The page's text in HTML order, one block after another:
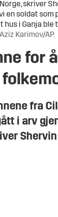
skriver
en soldat som
hus i Ganja ble
Karimov/AP.
for å
fra
i arv